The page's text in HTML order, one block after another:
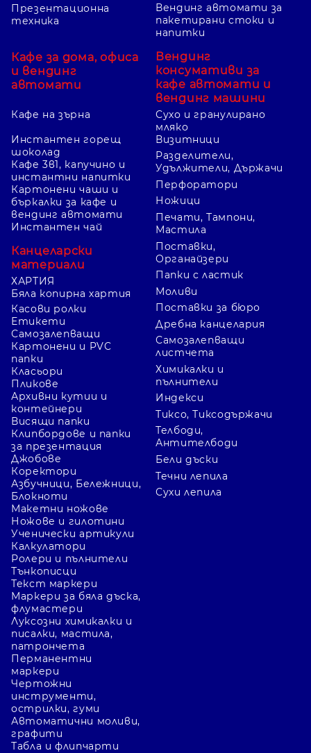
Презентационна
техника
Кафе за дома, офиса
и вендинг
автомати
Кафе на зърна
Вендинг автомати за
пакетирани стоки и
напитки
Вендинг
консумативи за
кафе автомати и
вендинг машини
Сухо и гранулирано
мляко
Инстантен горещ
шоколад
Кафе 3в1, капучино и
инстантни напитки
Картонени чаши и
бъркалки за кафе и
вендинг автомати
Инстантен чай
Канцеларски
материали
ХАРТИЯ
Бяла копирна хартия
Касови ролки
Етикети
Самозалепващи
Картонени и PVC
папки
Класьори
Пликове
Архивни кутии и
контейнери
Висящи папки
Клипбордове и папки
за презентация
Джобове
Коректори
Азбучници, Бележници,
Блокноти
Визитници
Разделители,
Удължители, Държачи
Перфоратори
Ножици
Печати, Тампони,
Мастила
Поставки,
Органайзери
Папки с ластик
Моливи
Поставки за бюро
Дребна канцелария
Самозалепващи
листчета
Химикалки и
пълнители
Индекси
Тиксо, Тиксодържачи
Телбоди,
Антителбоди
Бели дъски
Течни лепила
Сухи лепила
Макетни ножове
Ножове и гилотини
Ученически артикули
Калкулатори
Ролери и пълнители
Тънкописци
Текст маркери
Маркери за бяла дъска,
флумастери
Луксозни химикалки и
писалки, мастила,
патрончета
Перманентни
маркери
Чертожни
инструменти,
острилки, гуми
Автоматични моливи,
графити
Табла и флипчарти